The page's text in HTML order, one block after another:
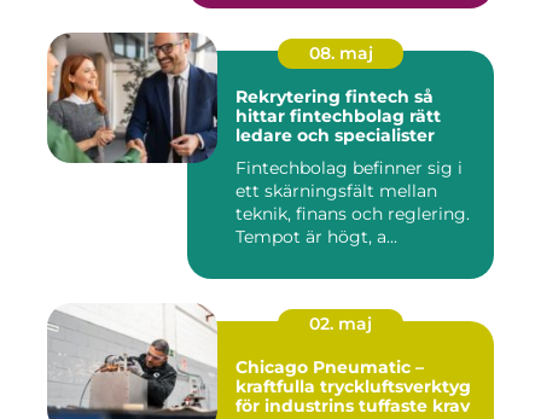
08. maj
Rekrytering fintech så
hittar fintechbolag rätt
ledare och specialister
Fintechbolag befinner sig i
ett skärningsfält mellan
teknik, finans och reglering.
Tempot är högt, a...
02. maj
Chicago Pneumatic –
kraftfulla tryckluftsverktyg
för industrins tuffaste krav